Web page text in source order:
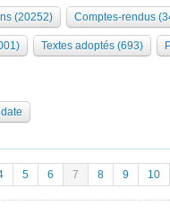
Bureau Collège des
... )
(20252) Comptes-rendus
Textes adoptés (693)
5 6 7 8 9 10